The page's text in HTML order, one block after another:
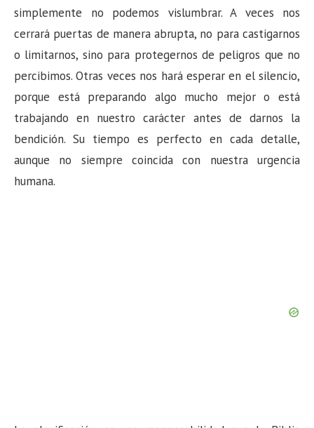
simplemente no podemos vislumbrar. A veces nos
cerrará puertas de manera abrupta, no para castigarnos
o limitarnos, sino para protegernos de peligros que no
percibimos. Otras veces nos hará esperar en el silencio,
porque está preparando algo mucho mejor o está
trabajando en nuestro carácter antes de darnos la
bendición. Su tiempo es perfecto en cada detalle,
aunque no siempre coincida con nuestra urgencia
humana.